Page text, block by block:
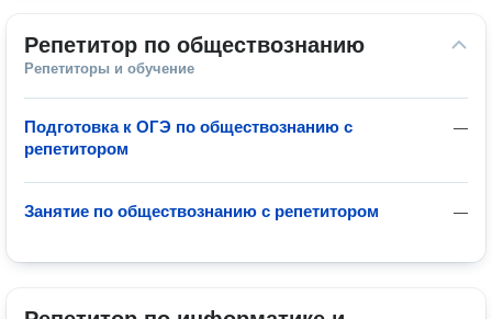
Репетитор по обществознанию
Репетиторы и обучение
—
Подготовка к ОГЭ по обществознанию с
репетитором
—
Занятие по обществознанию с репетитором